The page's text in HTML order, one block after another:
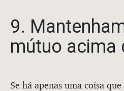
9.
mútuo acima
Se há apenas uma coisa